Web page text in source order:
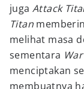
juga Attack
Titan
melihat masa
sementara
menciptakan
membuatnya